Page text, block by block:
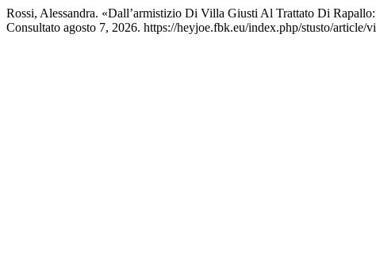
Rossi, Alessandra. «Dall’armistizio Di Villa Giusti Al Trattato Di
Consultato agosto 7, 2026. https://heyjoe.fbk.eu/index.php/stusto/article/